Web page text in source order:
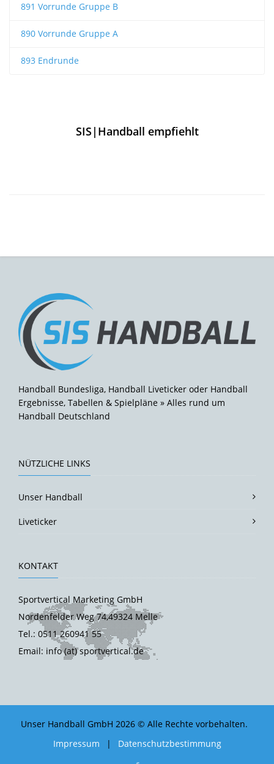
891 Vorrunde Gruppe B
890 Vorrunde Gruppe A
893 Endrunde
SIS|Handball empfiehlt
Handball Bundesliga, Handball Liveticker oder Handball
Ergebnisse, Tabellen & Spielpläne » Alles rund um
Handball Deutschland
NÜTZLICHE LINKS
Unser Handball
Liveticker
KONTAKT
Sportvertical Marketing GmbH
Nordenfelder Weg 74,49324 Melle
Tel.: 0511 260941 55
Email: info (at) sportvertical.de
Unser Handball GmbH 2026 © Alle Rechte vorbehalten.
Impressum
| Datenschutzbestimmung